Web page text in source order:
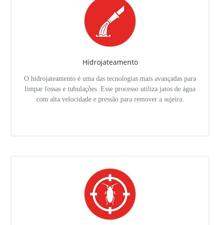
Hidrojateamento
O hidrojateamento é uma das tecnologias mais avançadas para
limpar fossas e tubulações. Esse processo utiliza jatos de água
com alta velocidade e pressão para remover a sujeira.